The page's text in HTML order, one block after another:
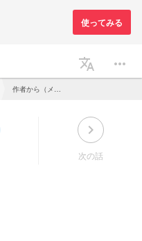
translate more_horiz
keyboard_arrow_right
次の話